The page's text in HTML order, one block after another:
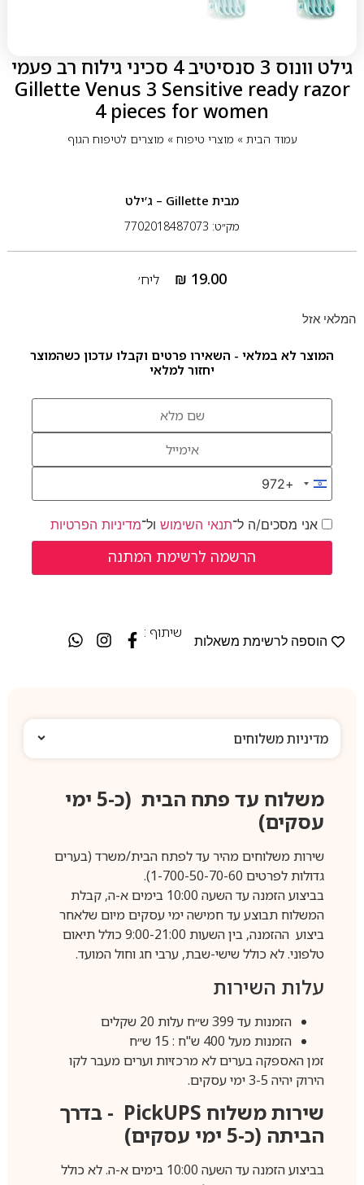
גילט וונוס 3 סנסיטיב 4 סכיני גילוח רב פעמי
Gillette Venus 3 Sensitive ready razor
4 pieces for women
עמוד הבית» מוצרי טיפוח» מוצרים לטיפוח הגוף
מבית Gillette – ג’ילט
מק״ט: 7702018487073
₪ 19.00 ליח׳
המלאי אזל
המוצר לא במלאי - השאירו פרטים וקבלו עדכון כשהמוצר
יחזור למלאי
Israel +972
+972
אני מסכים/ה ל־תנאי השימושול־מדיניות הפרטיות
הוספה לרשימת משאלות
שיתוף :
מדיניות משלוחים
משלוח עד פתח הבית (כ-5 ימי
עסקים)
שירות משלוחים מהיר עד לפתח הבית/משרד (בערים
גדולות לפרטים 1-700-50-70-60).
בביצוע הזמנה עד השעה 10:00 בימים א-ה, קבלת
המשלוח תבוצע עד חמישה ימי עסקים מיום שלאחר
ביצוע ההזמנה, בין השעות 9:00-21:00 כולל תיאום
טלפוני. לא כולל שישי-שבת, ערבי חג וחול המועד.
עלות השירות
הזמנות עד 399 ש״ח עלות 20 שקלים
הזמנות מעל 400 ש"ח : 15 ש״ח
זמן האספקה בערים לא מרכזיות וערים מעבר לקו
הירוק יהיה 3-5 ימי עסקים.
שירות משלוח PickUPS- בדרך
הביתה (כ-5 ימי עסקים)
בביצוע הזמנה עד השעה 10:00 בימים א-ה. לא כולל